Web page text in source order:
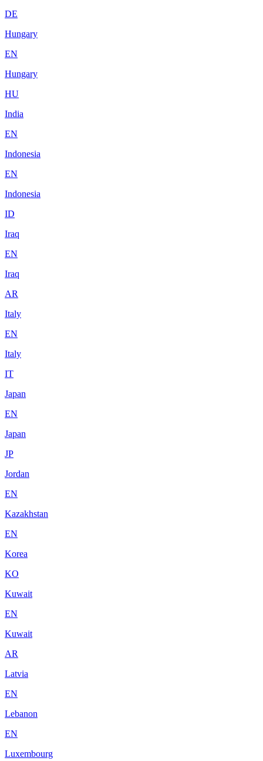
DE
Hungary
EN
Hungary
HU
India
EN
Indonesia
EN
Indonesia
ID
Iraq
EN
Iraq
AR
Italy
EN
Italy
IT
Japan
EN
Japan
JP
Jordan
EN
Kazakhstan
EN
Korea
KO
Kuwait
EN
Kuwait
AR
Latvia
EN
Lebanon
EN
Luxembourg